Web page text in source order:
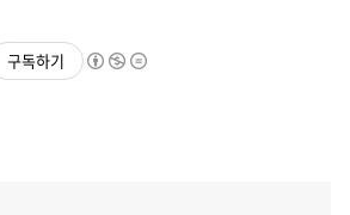
구독하기